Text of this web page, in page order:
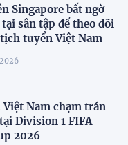
Singapore bất ngờ
sân tập để theo dõi
tuyển Việt Nam
Nam chạm trán
Division 1 FIFA
2026